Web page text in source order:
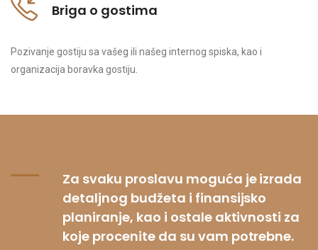
Briga o gostima
Pozivanje gostiju sa vašeg ili našeg internog spiska, kao i
organizacija boravka gostiju.
Za svaku proslavu moguća je izrada
detaljnog budžeta i finansijsko
planiranje, kao i ostale aktivnosti za
koje procenite da su vam potrebne.
Vaš biznis je ostvario veoma prosperitetni kvartal, uspešno
lansiranje proizvoda ili rekordnu prodaju? Nagradite sebe i vaše
zaposlene na pravi način.